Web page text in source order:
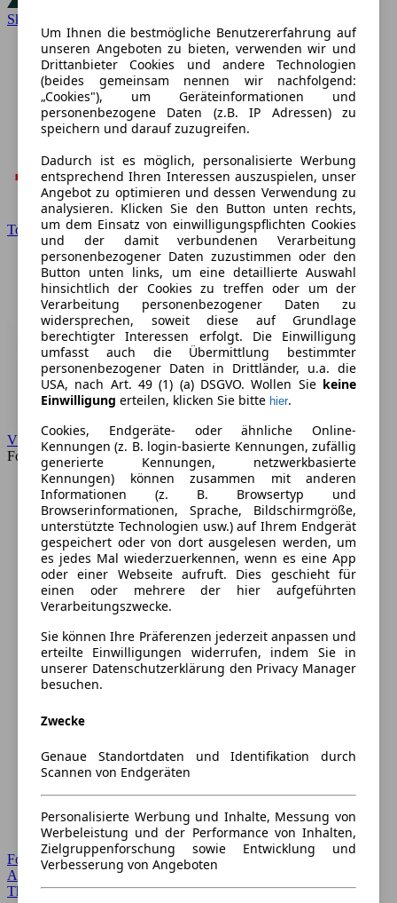
Skoda
Toyota
VW
Forum
Forum Startseite
Alle Auto-Foren
Themen-Forum
Um Ihnen die bestmögliche Benutzererfahrung auf
unseren Angeboten zu bieten, verwenden wir und
Drittanbieter Cookies und andere Technologien
(beides gemeinsam nennen wir nachfolgend:
„Cookies"), um Geräteinformationen und
personenbezogene Daten (z.B. IP Adressen) zu
speichern und darauf zuzugreifen.
Dadurch ist es möglich, personalisierte Werbung
entsprechend Ihren Interessen auszuspielen, unser
Angebot zu optimieren und dessen Verwendung zu
analysieren. Klicken Sie den Button unten rechts,
um dem Einsatz von einwilligungspflichten Cookies
und der damit verbundenen Verarbeitung
personenbezogener Daten zuzustimmen oder den
Button unten links, um eine detaillierte Auswahl
hinsichtlich der Cookies zu treffen oder um der
Verarbeitung personenbezogener Daten zu
widersprechen, soweit diese auf Grundlage
berechtigter Interessen erfolgt. Die Einwilligung
umfasst auch die Übermittlung bestimmter
personenbezogener Daten in Drittländer, u.a. die
USA, nach Art. 49 (1) (a) DSGVO. Wollen Sie keine
Einwilligung erteilen, klicken Sie bitte hier.
Cookies, Endgeräte- oder ähnliche Online-
Kennungen (z. B. login-basierte Kennungen, zufällig
generierte Kennungen, netzwerkbasierte
Kennungen) können zusammen mit anderen
Informationen (z. B. Browsertyp und
Browserinformationen, Sprache, Bildschirmgröße,
unterstützte Technologien usw.) auf Ihrem Endgerät
gespeichert oder von dort ausgelesen werden, um
es jedes Mal wiederzuerkennen, wenn es eine App
oder einer Webseite aufruft. Dies geschieht für
einen oder mehrere der hier aufgeführten
Verarbeitungszwecke.
Sie können Ihre Präferenzen jederzeit anpassen und
erteilte Einwilligungen widerrufen, indem Sie in
unserer Datenschutzerklärung den Privacy Manager
besuchen.
Zwecke
Genaue Standortdaten und Identifikation durch
Scannen von Endgeräten
Personalisierte Werbung und Inhalte, Messung von
Werbeleistung und der Performance von Inhalten,
Zielgruppenforschung sowie Entwicklung und
Verbesserung von Angeboten